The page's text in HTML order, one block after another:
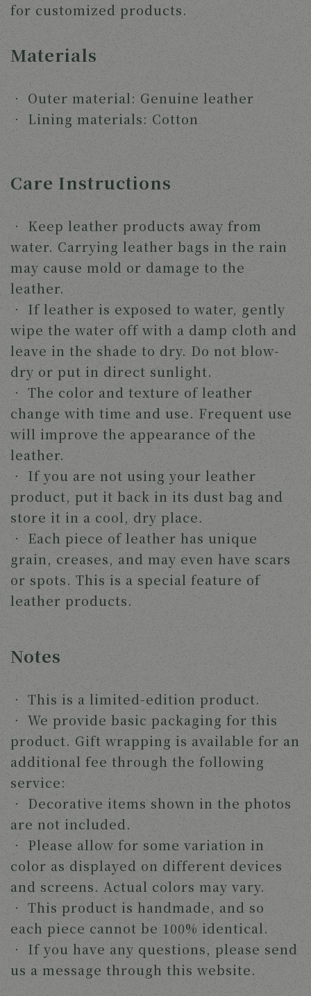
for customized products.
Materials
‧ Outer material: Genuine leather
‧ Lining materials: Cotton
Care Instructions
‧ Keep leather products away from
water. Carrying leather bags in the rain
may cause mold or damage to the
leather.
‧ If leather is exposed to water, gently
wipe the water off with a damp cloth and
leave in the shade to dry. Do not blow-
dry or put in direct sunlight.
‧ The color and texture of leather
change with time and use. Frequent use
will improve the appearance of the
leather.
‧ If you are not using your leather
product, put it back in its dust bag and
store it in a cool, dry place.
‧ Each piece of leather has unique
grain, creases, and may even have scars
or spots. This is a special feature of
leather products.
Notes
‧ This is a limited-edition product.
‧ We provide basic packaging for this
product. Gift wrapping is available for an
additional fee through the following
service:
‧ Decorative items shown in the photos
are not included.
‧ Please allow for some variation in
color as displayed on different devices
and screens. Actual colors may vary.
‧ This product is handmade, and so
each piece cannot be 100% identical.
‧ If you have any questions, please send
us a message through this website.